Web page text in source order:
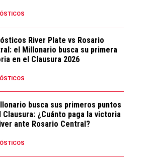
River Plate vs Rosario
el Millonario busca su primera
en el Clausura 2026
busca sus primeros puntos
Clausura: ¿Cuánto paga la victoria
ante Rosario Central?